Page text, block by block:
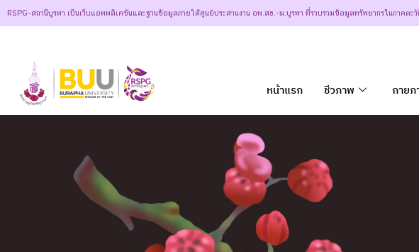
RSPG-สถานีบูรพา เป็นเว็บแอพพลิเคชันและฐานข้อมูลภายใต้ศูนย์ประสานงาน อพ.สธ.-ม.บูรพา ที่รวบรวมข้อมูลทรัพยากรในภาคตะ
หน้าแรก ชีวภาพ กายภ